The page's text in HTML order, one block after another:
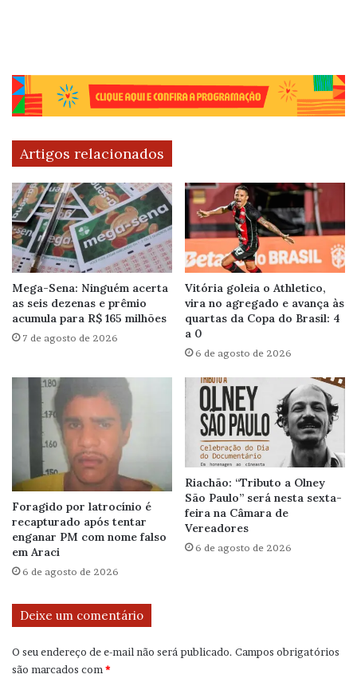
Artigos relacionados
Mega-Sena: Ninguém acerta
as seis dezenas e prêmio
acumula para R$ 165 milhões
7 de agosto de 2026
Vitória goleia o Athletico,
vira no agregado e avança às
quartas da Copa do Brasil: 4
a 0
6 de agosto de 2026
Foragido por latrocínio é
recapturado após tentar
enganar PM com nome falso
em Araci
6 de agosto de 2026
Riachão: “Tributo a Olney
São Paulo” será nesta sexta-
feira na Câmara de
Vereadores
6 de agosto de 2026
Deixe um comentário
O seu endereço de e-mail não será publicado. Campos obrigatórios
são marcados com *